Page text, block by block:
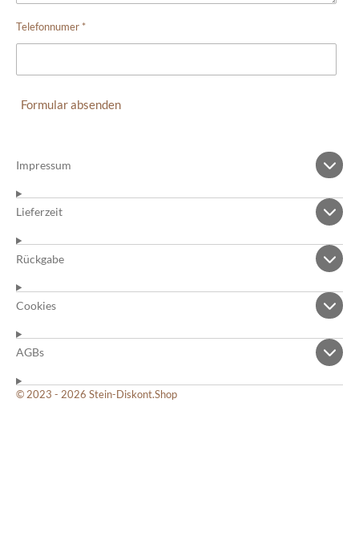
Telefonnumer *
Formular absenden
Impressum
Lieferzeit
Rückgabe
Cookies
AGBs
© 2023 - 2026 Stein-Diskont.Shop